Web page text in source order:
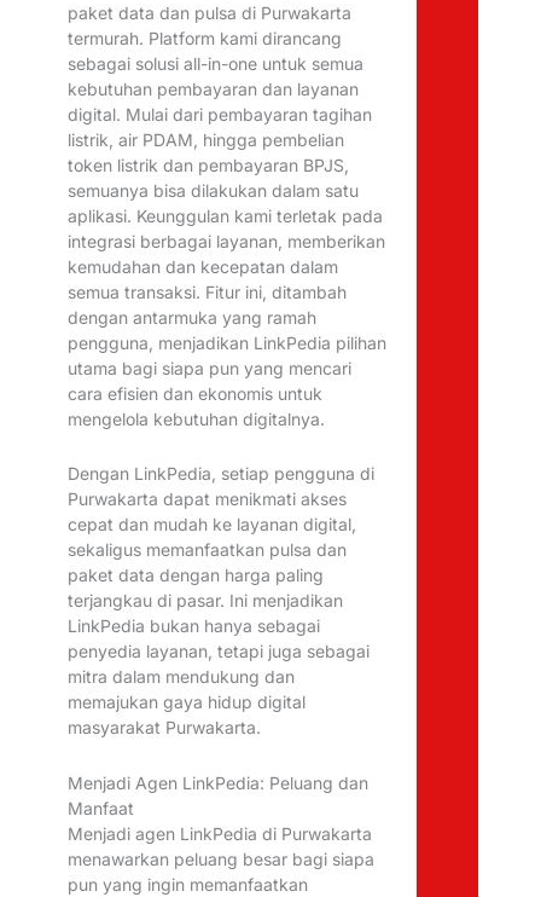
paket data dan pulsa di Purwakarta
termurah. Platform kami dirancang
sebagai solusi all-in-one untuk semua
kebutuhan pembayaran dan layanan
digital. Mulai dari pembayaran tagihan
listrik, air PDAM, hingga pembelian
token listrik dan pembayaran BPJS,
semuanya bisa dilakukan dalam satu
aplikasi. Keunggulan kami terletak pada
integrasi berbagai layanan, memberikan
kemudahan dan kecepatan dalam
semua transaksi. Fitur ini, ditambah
dengan antarmuka yang ramah
pengguna, menjadikan LinkPedia pilihan
utama bagi siapa pun yang mencari
cara efisien dan ekonomis untuk
mengelola kebutuhan digitalnya.
Dengan LinkPedia, setiap pengguna di
Purwakarta dapat menikmati akses
cepat dan mudah ke layanan digital,
sekaligus memanfaatkan pulsa dan
paket data dengan harga paling
terjangkau di pasar. Ini menjadikan
LinkPedia bukan hanya sebagai
penyedia layanan, tetapi juga sebagai
mitra dalam mendukung dan
memajukan gaya hidup digital
masyarakat Purwakarta.
Menjadi Agen LinkPedia: Peluang dan
Manfaat
Menjadi agen LinkPedia di Purwakarta
menawarkan peluang besar bagi siapa
pun yang ingin memanfaatkan